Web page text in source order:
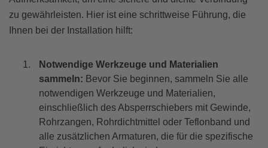
zu gewährleisten. Hier ist eine schrittweise Führung, die
Ihnen bei der Installation hilft:
Notwendige Werkzeuge und Materialien
sammeln: Bevor Sie beginnen, sammeln Sie alle
notwendigen Werkzeuge und Materialien,
einschließlich des Absperrschiebers mit Gewinde,
Rohrzangen, Rohrdichtmittel oder Teflonband und
alle zusätzlichen Armaturen, die für die spezifische